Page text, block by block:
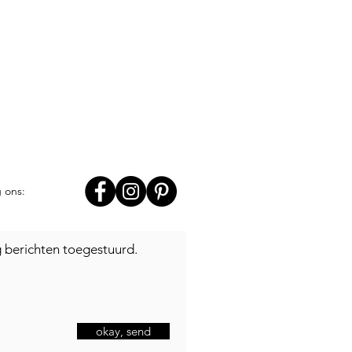
ons:
toegestuurd.
okay, send